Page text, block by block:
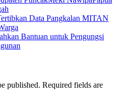
Data Pangkalan MITAN
Bantuan untuk Pengungsi
published. Required fields are